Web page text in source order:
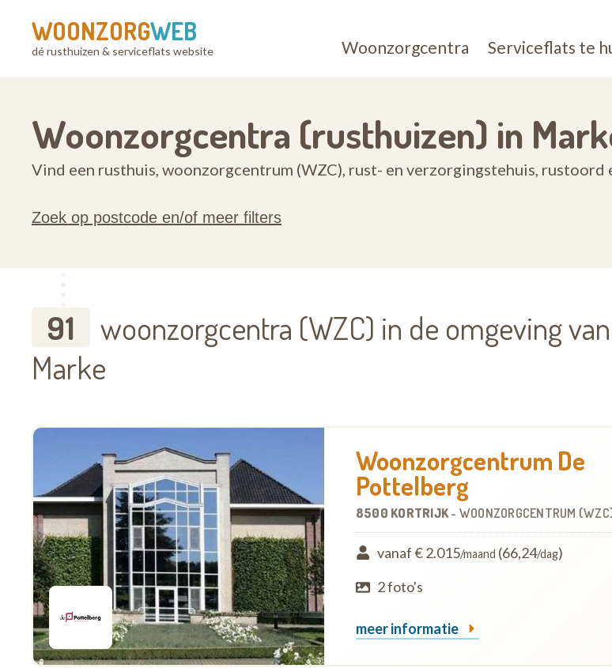
WOONZORGWEB
dé rusthuizen & serviceflats website Woonzorgcentra Serviceflats te
Woonzorgcentra (rusthuizen) in
Vind een rusthuis, woonzorgcentrum (WZC), rust- en verzorgingstehuis,
Zoek op postcode en/of meer filters
91
woonzorgcentra (WZC) in de omgeving van
Marke
Woonzorgcentrum De
Pottelberg
8500 KORTRIJK- WOONZORGCENTRUM
vanaf € 2.015/maand (66,24/dag)
2 foto's
meer informatie